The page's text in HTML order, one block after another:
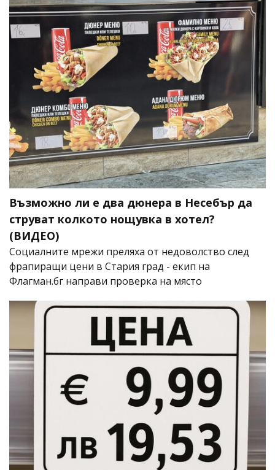
Възможно ли е два дюнера в Несебър да
струват колкото нощувка в хотел?
(ВИДЕО)
Социалните мрежи преляха от недоволство след
фрапиращи цени в Стария град - екип на
Флагман.бг направи проверка на място